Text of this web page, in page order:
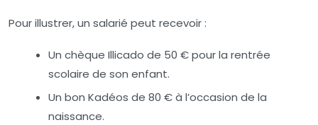
Pour illustrer, un salarié peut recevoir :
Un chèque Illicado de 50 € pour la rentrée
scolaire de son enfant.
Un bon Kadéos de 80 € à l’occasion de la
naissance.